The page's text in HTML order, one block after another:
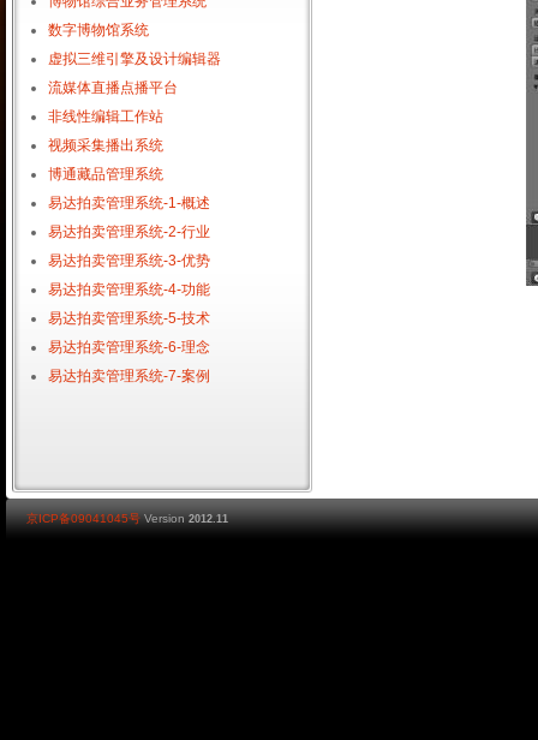
数字博物馆系统
虚拟三维引擎及设计编辑器
流媒体直播点播平台
非线性编辑工作站
视频采集播出系统
博通藏品管理系统
易达拍卖管理系统-1-概述
易达拍卖管理系统-2-行业
易达拍卖管理系统-3-优势
易达拍卖管理系统-4-功能
易达拍卖管理系统-5-技术
易达拍卖管理系统-6-理念
易达拍卖管理系统-7-案例
京ICP备09041045号 Version 2012.11